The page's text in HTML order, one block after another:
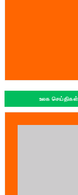
உலக செய்திகள்